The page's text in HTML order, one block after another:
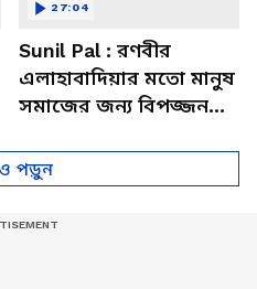
Sunil Pal : রণবীর
এলাহাবাদিয়ার মতো মানুষ
সমাজের জন্য বিপজ্জনক :
27:04
পড়ুন